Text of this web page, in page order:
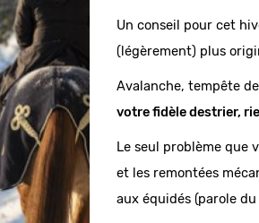
Un conseil pour cet
(légèrement) plus
Avalanche, tempête
votre fidèle destrier,
Le seul problème que
et les remontées
aux équidés (parole du